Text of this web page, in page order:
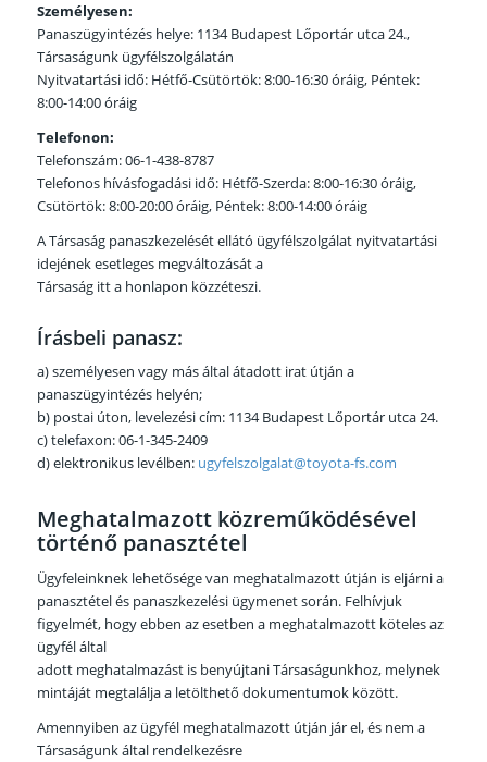
Személyesen:
Panaszügyintézés helye: 1134 Budapest Lőportár utca 24.,
Társaságunk ügyfélszolgálatán
Nyitvatartási idő: Hétfő-Csütörtök: 8:00-16:30 óráig, Péntek:
8:00-14:00 óráig
Telefonon:
Telefonszám: 06-1-438-8787
Telefonos hívásfogadási idő: Hétfő-Szerda: 8:00-16:30 óráig,
Csütörtök: 8:00-20:00 óráig, Péntek: 8:00-14:00 óráig
A Társaság panaszkezelését ellátó ügyfélszolgálat nyitvatartási
idejének esetleges megváltozását a
Társaság itt a honlapon közzéteszi.
Írásbeli panasz:
a) személyesen vagy más által átadott irat útján a
panaszügyintézés helyén;
b) postai úton, levelezési cím: 1134 Budapest Lőportár utca 24.
c) telefaxon: 06-1-345-2409
d) elektronikus levélben: ugyfelszolgalat@toyota-fs.com
Meghatalmazott közreműködésével
történő panasztétel
Ügyfeleinknek lehetősége van meghatalmazott útján is eljárni a
panasztétel és panaszkezelési ügymenet során. Felhívjuk
figyelmét, hogy ebben az esetben a meghatalmazott köteles az
ügyfél által
adott meghatalmazást is benyújtani Társaságunkhoz, melynek
mintáját megtalálja a letölthető dokumentumok között.
Amennyiben az ügyfél meghatalmazott útján jár el, és nem a
Társaságunk által rendelkezésre